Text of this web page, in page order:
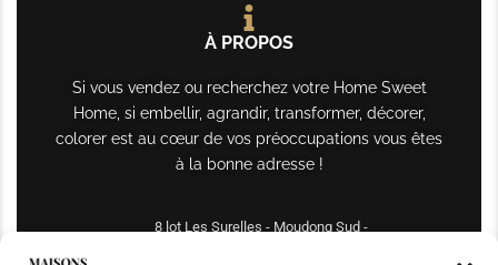
À PROPOS
Si vous vendez ou recherchez votre Home Sweet
Home, si embellir, agrandir, transformer, décorer,
colorer est au cœur de vos préoccupations vous êtes
à la bonne adresse !
8 lot Les Surelles - Moudong Sud -